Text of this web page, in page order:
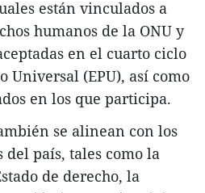
están vinculados a
humanos de la ONU y
en el cuarto ciclo
Universal (EPU), así como
en los que participa.
se alinean con los
del país, tales como la
de derecho, la